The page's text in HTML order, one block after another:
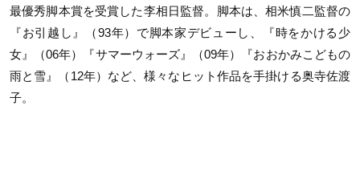
最優秀脚本賞を受賞した李相日監督。脚本は、相米慎二監督の
『お引越し』（93年）で脚本家デビューし、『時をかける少
女』（06年）『サマーウォーズ』（09年）『おおかみこどもの
雨と雪』（12年）など、様々なヒット作品を手掛ける奥寺佐渡
子。